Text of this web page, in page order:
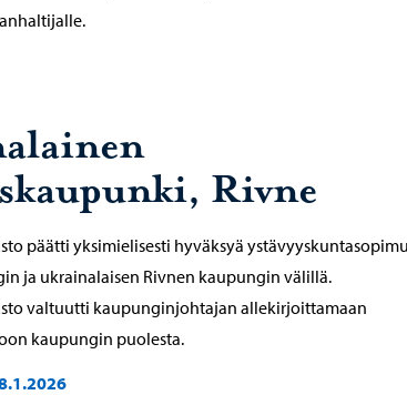
Rivne
päätti yksimielisesti hyväksyä
ja ukrainalaisen Rivnen kaupungin välillä.
valtuutti kaupunginjohtajan allekirjoittamaan
kaupungin puolesta.